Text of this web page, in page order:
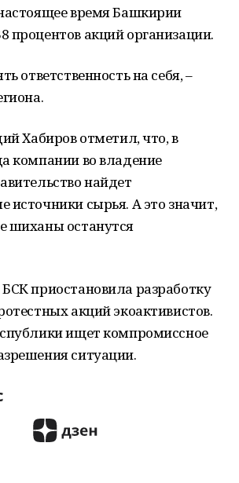
время Башкирии
процентов акций организации.
ответственность на себя, –
Хабиров отметил, что, в
компании во владение
найдет
источники сырья. А это значит,
шиханы останутся
приостановила разработку
акций экоактивистов.
ищет компромиссное
ситуации.